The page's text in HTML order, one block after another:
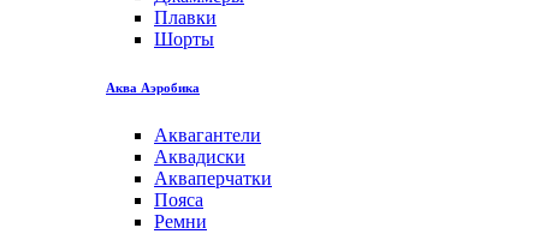
Плавки
Шорты
Аква Аэробика
Аквагантели
Аквадиски
Акваперчатки
Пояса
Ремни